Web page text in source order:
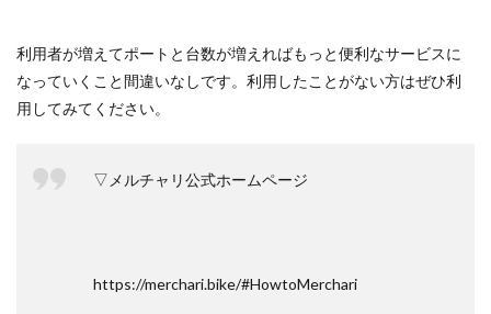
利用者が増えてポートと台数が増えればもっと便利なサービスに
なっていくこと間違いなしです。利用したことがない方はぜひ利
用してみてください。
▽メルチャリ公式ホームページ
https://merchari.bike/#HowtoMerchari